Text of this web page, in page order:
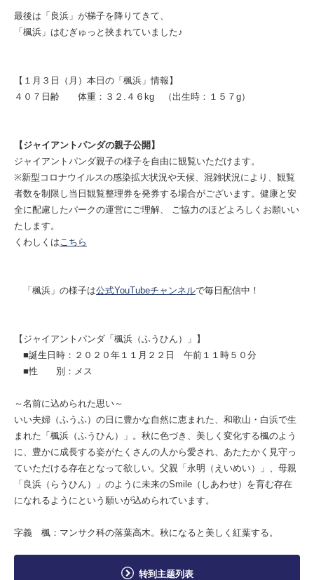
最後は「良浜」が梯子を降りてきて、
「楓浜」はむぎゅっと挟まれていました♪
【１月３日（月）本日の「楓浜」情報】
４０７日齢 体重：３２.４６kg （出生時：１５７g）
【ジャイアントパンダの親子公開】
ジャイアントパンダ親子の様子を自由に観覧いただけます。
※新型コロナウイルスの感染拡大状況や天候、混雑状況により、観覧
者数を制限し当日観覧整理券を発券する場合がございます。健康と安
全に配慮したパークの運営にご理解、 ご協力のほどよろしくお願いい
たします。
くわしくは こちら
「楓浜」の様子は公式YouTubeチャンネルで毎日配信中！
【ジャイアントパンダ「楓浜（ふうひん）」】
■誕生日時：２０２０年１１月２２日 午前１１時５０分
■性 別：メス
～名前に込められた思い～
いい夫婦（ふうふ）の日に豊かな自然に恵まれた、和歌山・白浜で生
まれた「楓浜（ふうひん）」。秋に色づき、美しく変化する楓のよう
に、豊かに成長する姿がたくさんの人から愛され、あたたかく見守っ
ていただける存在となって欲しい。父親「永明（えいめい）」、母親
「良浜（らうひん）」のように未来のSmile（しあわせ）を育む存在
になれるようにという願いが込められています。
字義 楓：マンサク科の落葉高木。秋になると美しく紅葉する。
转到主题列表